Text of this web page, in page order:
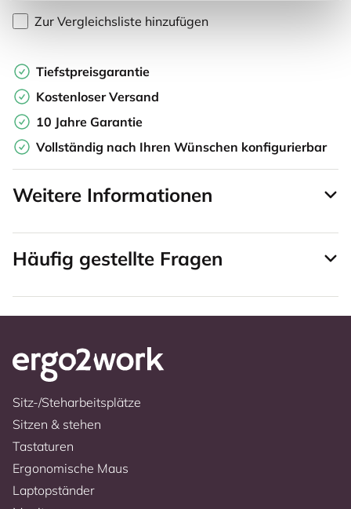
Zur Vergleichsliste hinzufügen
Tiefstpreisgarantie
Kostenloser Versand
10 Jahre Garantie
Vollständig nach Ihren Wünschen konfigurierbar
Weitere Informationen
Häufig gestellte Fragen
Sitz-/Steharbeitsplätze
Sitzen & stehen
Tastaturen
Ergonomische Maus
Laptopständer